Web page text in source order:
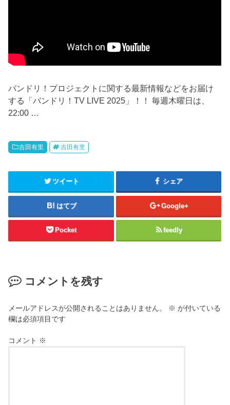
バンドリ！プロジェクトに関する最新情報などをお届け
する「バンドリ！TV LIVE 2025」！！ 毎週木曜日は、
22:00 …
吉田有里 吉田有里
ツイート シェア
はてブ Google+
Pocket feedly
コメントを残す
メールアドレスが公開されることはありません。 ※ が付いている
欄は必須項目です
コメント ※